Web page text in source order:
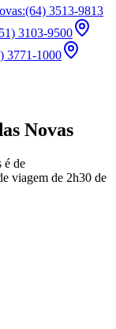
:(64) 3513-9813
3103-9500
3771-1000
Novas
é de
viagem de 2h30 de